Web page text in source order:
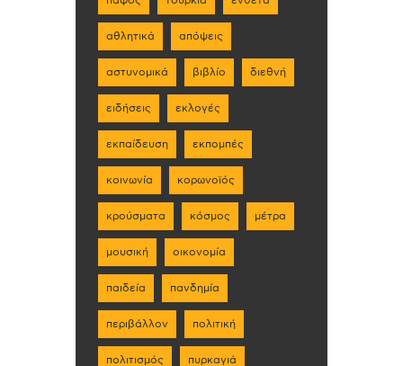
αθλητικά απόψεις
αστυνομικά βιβλίο διεθνή
ειδήσεις εκλογές
εκπαίδευση εκπομπές
κοινωνία κορωνοϊός
κρούσματα κόσμος μέτρα
μουσική οικονομία
παιδεία πανδημία
περιβάλλον πολιτική
πολιτισμός πυρκαγιά